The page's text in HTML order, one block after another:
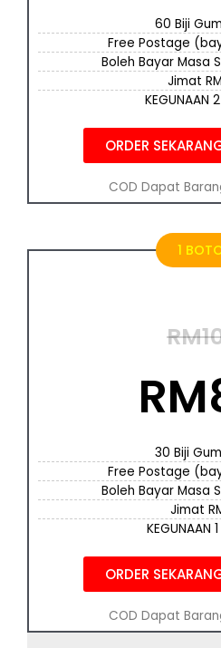
60 Biji
Free Postage
Boleh Bayar Masa
Jimat
KEGUNAAN
ORDER
COD Dapat
1
30 Biji
Free Postage
Boleh Bayar Masa
Jimat
KEGUNAAN
ORDER
COD Dapat